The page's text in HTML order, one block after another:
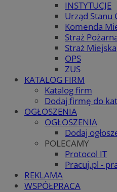
INSTYTUCJE
Urząd Stanu
Komenda
Straż
Straż Miejska
OPS
ZUS
KATALOG FIRM
Katalog firm
Dodaj firmę do
OGŁOSZENIA
OGŁOSZENIA
Dodaj
POLECAMY
Protocol IT
Pracuj.pl -
REKLAMA
WSPÓŁPRACA